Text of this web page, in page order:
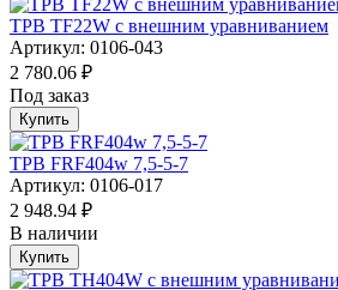
ТРВ TF22W с внешним уравниванием
Артикул: 0106-043
2 780.06 ₽
Под заказ
Купить
ТРВ FRF404w 7,5-5-7
Артикул: 0106-017
2 948.94 ₽
В наличии
Купить